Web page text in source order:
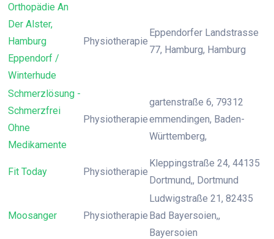
Orthopädie An
Der Alster,
Hamburg
Eppendorf /
Winterhude
Physiotherapie
Eppendorfer Landstrasse
77, Hamburg, Hamburg
Schmerzlösung -
Schmerzfrei
Ohne
Medikamente
Physiotherapie
gartenstraße 6, 79312
emmendingen, Baden-
Württemberg,
Fit Today Physiotherapie
Kleppingstraße 24, 44135
Dortmund,, Dortmund
Moosanger Physiotherapie
Ludwigstraße 21, 82435
Bad Bayersoien,,
Bayersoien